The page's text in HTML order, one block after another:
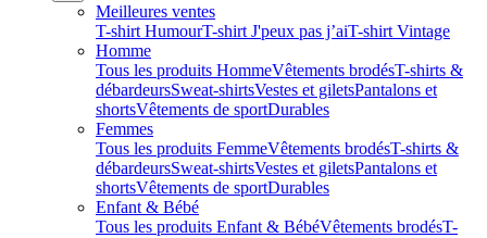
Meilleures ventes
T-shirt HumourT-shirt J'peux pas j’aiT-shirt Vintage
Homme
Tous les produits HommeVêtements brodésT-shirts &
débardeursSweat-shirtsVestes et giletsPantalons et
shortsVêtements de sportDurables
Femmes
Tous les produits FemmeVêtements brodésT-shirts &
débardeursSweat-shirtsVestes et giletsPantalons et
shortsVêtements de sportDurables
Enfant & Bébé
Tous les produits Enfant & BébéVêtements brodésT-